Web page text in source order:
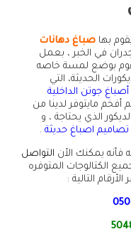
بها صباغ دهانات
في الخبر ، بعمل
يقوم بوضع لمسة خاصه
الحديثة، التي
أصباغ جوتن الداخلية
أفخم مايتوفر لدينا من
الذي يحتاجة ، و
تصاميم اصباغ حديثة .
فأنه يمكنك الأن التواصل
الكتالوجات المتوفره
التالية :